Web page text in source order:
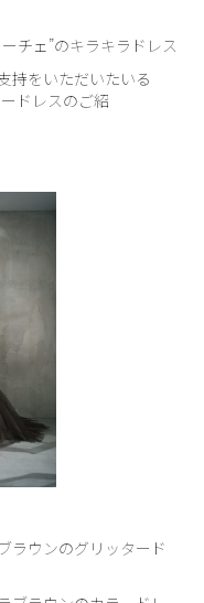
チェ”のキラキラドレス
持をいただいたいる
ドレスのご紹
ラウンのグリッタード